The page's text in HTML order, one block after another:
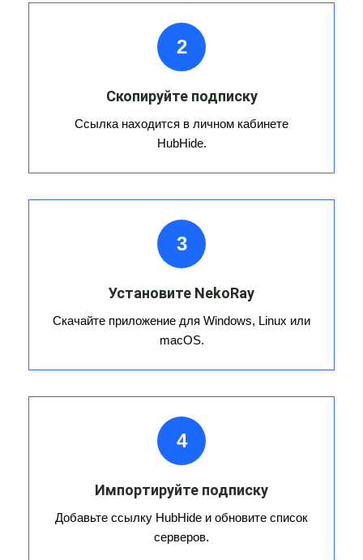
2
Скопируйте подписку
Ссылка находится в личном кабинете
HubHide.
3
Установите NekoRay
Скачайте приложение для Windows, Linux или
macOS.
4
Импортируйте подписку
Добавьте ссылку HubHide и обновите список
серверов.